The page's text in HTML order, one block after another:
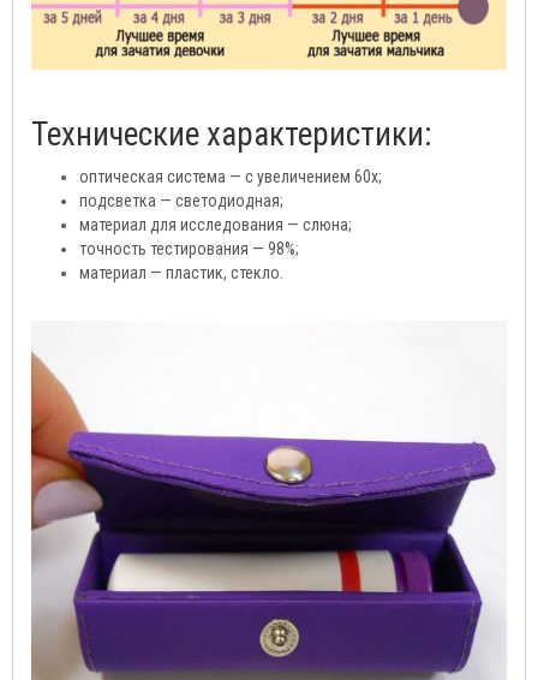
Технические характеристики:
оптическая система — с увеличением 60х;
подсветка — светодиодная;
материал для исследования — слюна;
точность тестирования — 98%;
материал — пластик, стекло.